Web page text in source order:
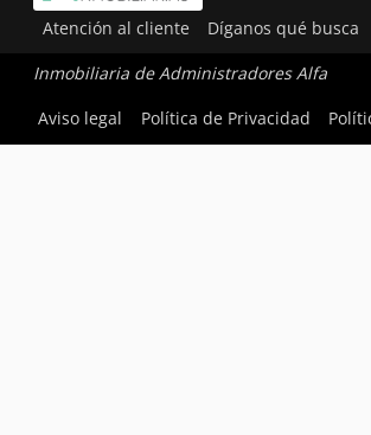
Atención al cliente Díganos qué busca
Inmobiliaria de Administradores Alfa
Aviso legal
Política de Privacidad